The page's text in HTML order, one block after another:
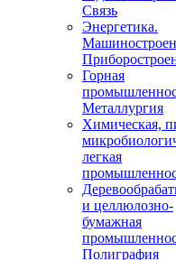
Связь
Энергетика.
Горная
Металлургия
Химическая,
легкая
и целлюлозно-
бумажная
Полиграфия